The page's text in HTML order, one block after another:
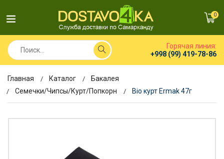
0
Горячая линия:
+998 (99) 419-78-86
Главная Каталог
Бакалея
Семечки/Чипсы/Курт/Попкорн
Bio курт Ermak 47г